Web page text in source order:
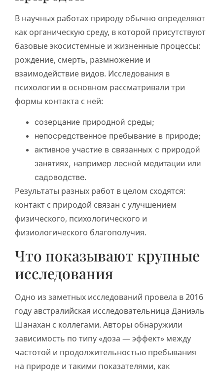
В научных работах природу обычно определяют
как органическую среду, в которой присутствуют
базовые экосистемные и жизненные процессы:
рождение, смерть, размножение и
взаимодействие видов. Исследования в
психологии в основном рассматривали три
формы контакта с ней:
созерцание природной среды;
непосредственное пребывание в природе;
активное участие в связанных с природой
занятиях, например лесной медитации или
садоводстве.
Результаты разных работ в целом сходятся:
контакт с природой связан с улучшением
физического, психологического и
физиологического благополучия.
Что показывают крупные
исследования
Одно из заметных исследований провела в 2016
году австралийская исследовательница Даниэль
Шанахан с коллегами. Авторы обнаружили
зависимость по типу «доза — эффект» между
частотой и продолжительностью пребывания
на природе и такими показателями, как